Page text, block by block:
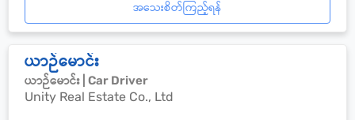
အသေးစိတ်ကြည့်ရန်
ယာဉ်မောင်း
ယာဉ်မောင်း | Car Driver
Unity Real Estate Co., Ltd